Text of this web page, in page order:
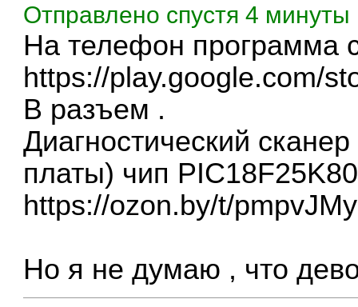
Отправлено спустя 4 минуты
На телефон программа
https://play.google.com/
В разъем .
Диагностический
платы) чип PIC18F25K80
https://ozon.by/t/pmpvJMy
Но я не думаю , что